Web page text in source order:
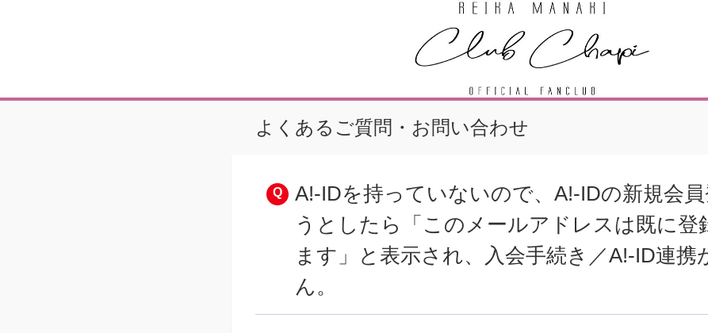
よくあるご質問・お問い合わせ
A!-IDを持っていないので、A!-IDの新規会員
うとしたら「このメールアドレスは既に登
ます」と表示され、入会手続き／A!-ID連携
ん。